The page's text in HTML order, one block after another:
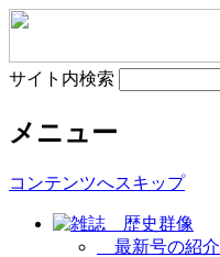
サイト内検索
メニュー
コンテンツへスキップ
最新号の紹介